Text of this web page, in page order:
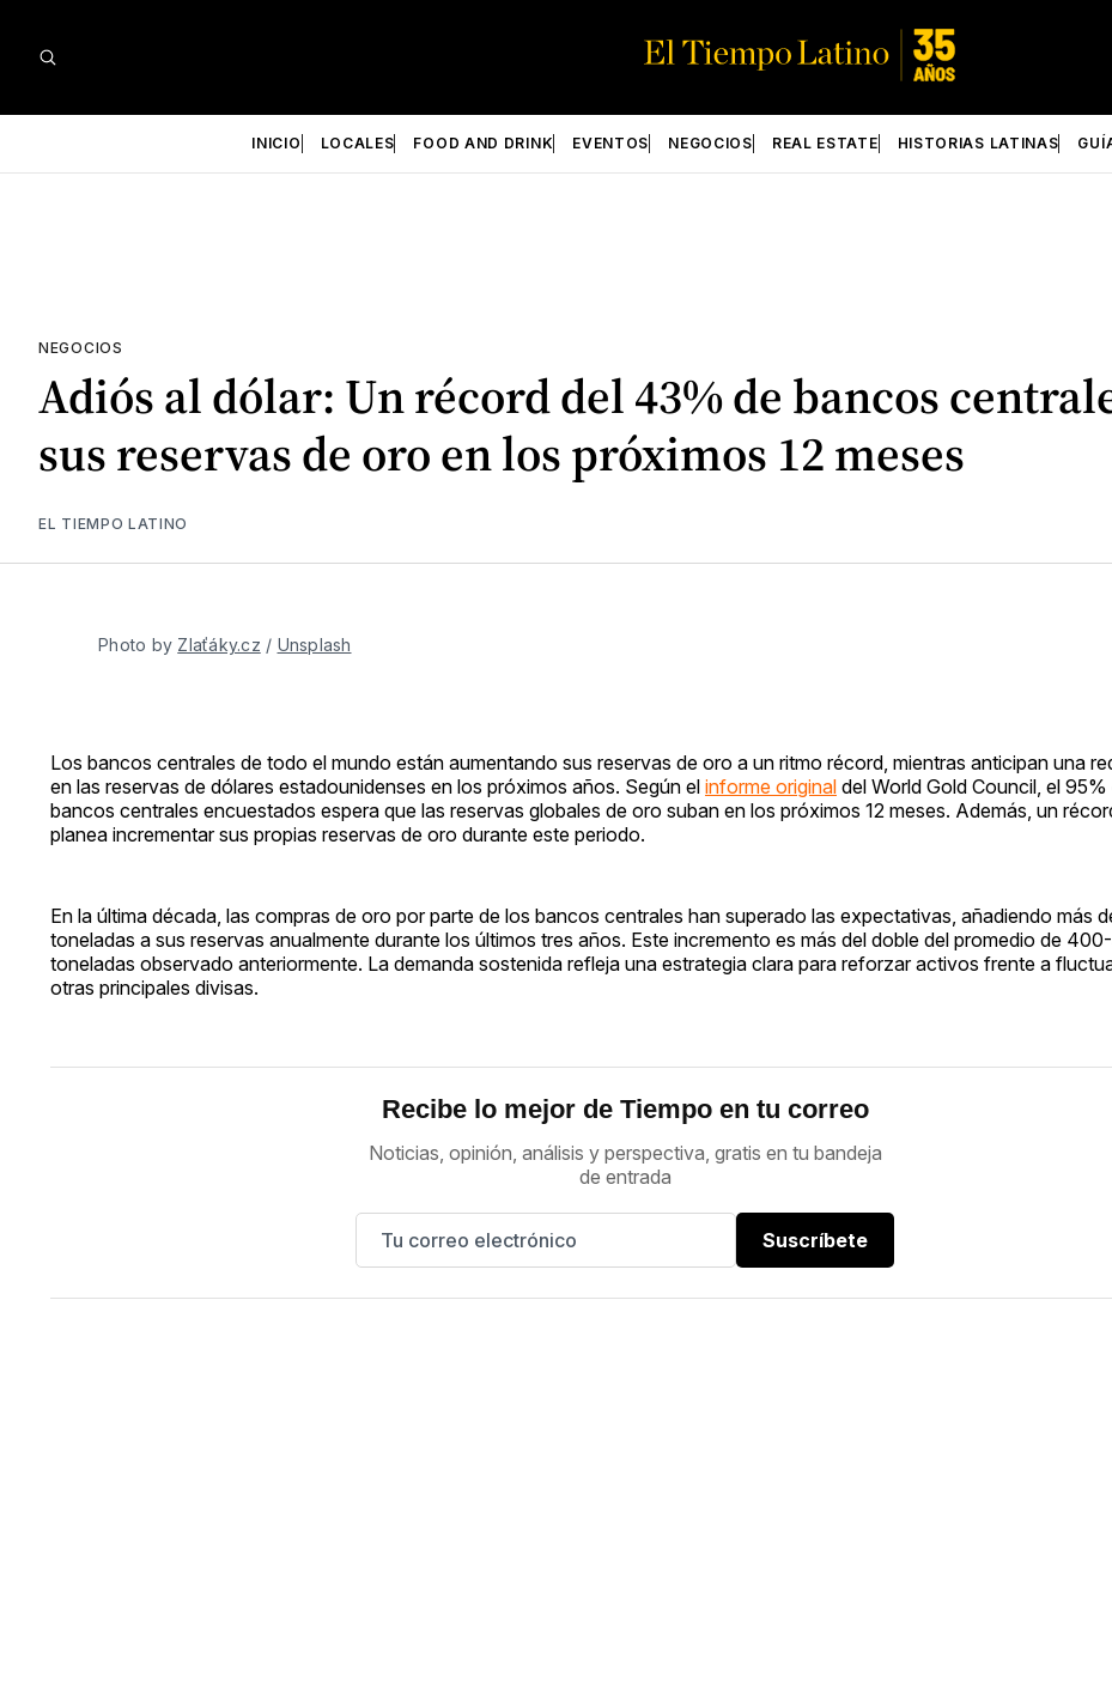
INICIO LOCALES FOOD AND DRINK EVENTOS NEGOCIOS REAL ESTATE HISTORIAS LATINAS
NEGOCIOS
Adiós al dólar: Un récord del 43% de bancos
sus reservas de oro en los próximos 12 meses
EL TIEMPO LATINO
Photo by Zlaťáky.cz / Unsplash
Los bancos centrales de todo el mundo están aumentando sus reservas de oro a un ritmo récord, mientras anticipan una
en las reservas de dólares estadounidenses en los próximos años. Según el informe original del World Gold Council, el 95%
bancos centrales encuestados espera que las reservas globales de oro suban en los próximos 12 meses. Además, un
planea incrementar sus propias reservas de oro durante este periodo.
En la última década, las compras de oro por parte de los bancos centrales han superado las expectativas, añadiendo más
toneladas a sus reservas anualmente durante los últimos tres años. Este incremento es más del doble del promedio de
toneladas observado anteriormente. La demanda sostenida refleja una estrategia clara para reforzar activos frente a
otras principales divisas.
Recibe lo mejor de Tiempo en tu correo
Noticias, opinión, análisis y perspectiva, gratis en tu bandeja
de entrada
Suscríbete